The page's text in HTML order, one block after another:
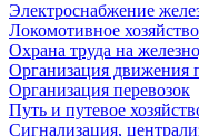
Электроснабжение
Локомотивное хозяйство
Охрана труда на
Организация движения
Организация перевозок
Путь и путевое
Сигнализация,